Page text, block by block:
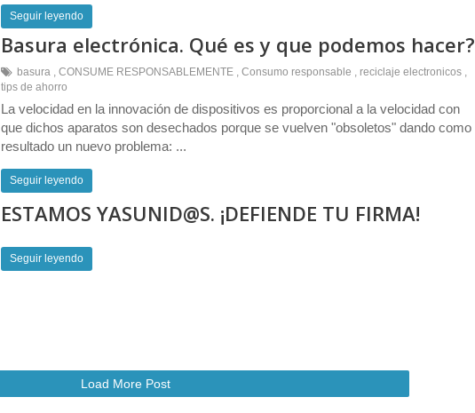
Seguir leyendo
Basura electrónica. Qué es y que podemos hacer?
basura , CONSUME RESPONSABLEMENTE , Consumo responsable , reciclaje electronicos ,
tips de ahorro
La velocidad en la innovación de dispositivos es proporcional a la velocidad con
que dichos aparatos son desechados porque se vuelven "obsoletos" dando como
resultado un nuevo problema: ...
Seguir leyendo
ESTAMOS YASUNID@S. ¡DEFIENDE TU FIRMA!
Seguir leyendo
Load More Post